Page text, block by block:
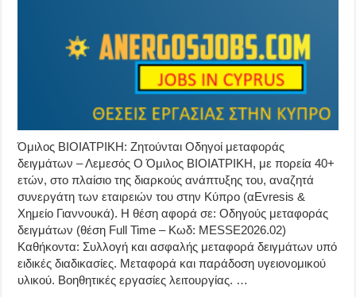
Όμιλος ΒΙΟΙΑΤΡΙΚΗ: Ζητούνται Οδηγοί μεταφοράς
δειγμάτων – Λεμεσός O Όμιλος ΒΙΟΙΑΤΡΙΚΗ, με πορεία 40+
ετών, στο πλαίσιο της διαρκούς ανάπτυξης του, αναζητά
συνεργάτη των εταιρειών του στην Κύπρο (αEvresis &
Χημείο Γιαννουκά). Η θέση αφορά σε: Οδηγούς μεταφοράς
δειγμάτων (θέση Full Time – Κωδ: MESSE2026.02)
Καθήκοντα: Συλλογή και ασφαλής μεταφορά δειγμάτων υπό
ειδικές διαδικασίες. Μεταφορά και παράδοση υγειονομικού
υλικού. Βοηθητικές εργασίες λειτουργίας. …